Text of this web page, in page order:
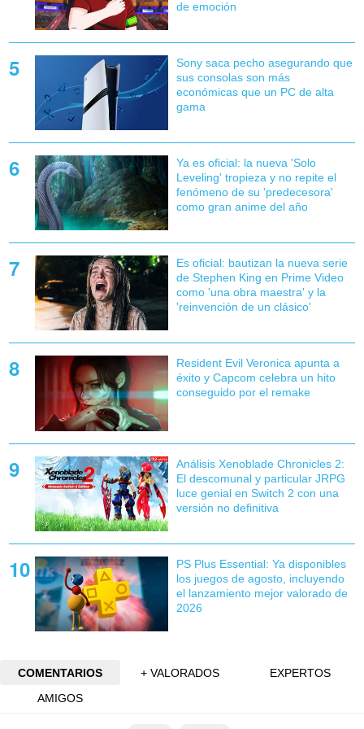
de emoción
Sony saca pecho asegurando que
sus consolas son más
económicas que un PC de alta
gama
Ya es oficial: la nueva 'Solo
Leveling' tropieza y no repite el
fenómeno de su 'predecesora'
como gran anime del año
Es oficial: bautizan la nueva serie
de Stephen King en Prime Video
como 'una obra maestra' y la
'reinvención de un clásico'
Resident Evil Veronica apunta a
éxito y Capcom celebra un hito
conseguido por el remake
Análisis Xenoblade Chronicles 2:
El descomunal y particular JRPG
luce genial en Switch 2 con una
versión no definitiva
PS Plus Essential: Ya disponibles
los juegos de agosto, incluyendo
el lanzamiento mejor valorado de
2026
COMENTARIOS + VALORADOS
EXPERTOS
AMIGOS